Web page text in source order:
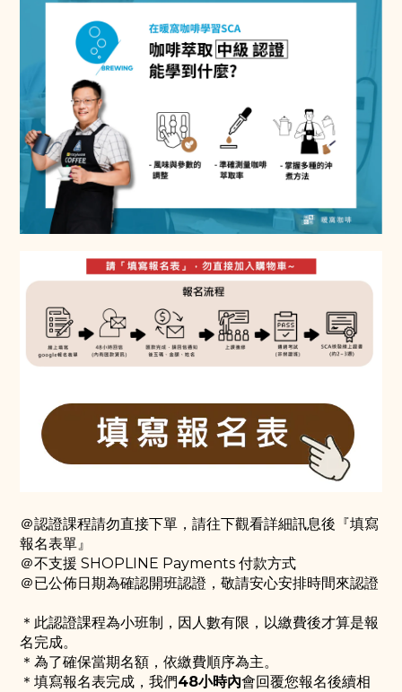
＠認證課程請勿直接下單，請往下觀看詳細訊息後『填寫
報名表單』
＠不支援 SHOPLINE Payments 付款方式
＠已公佈日期為確認開班認證，敬請安心安排時間來認證
＊此認證課程為小班制，因人數有限，以繳費後才算是報
名完成。
＊為了確保當期名額，依繳費順序為主。
＊填寫報名表完成，我們48小時內會回覆您報名後續相